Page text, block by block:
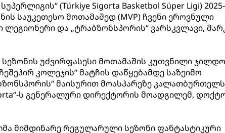
(Türkiye Sigorta Basketbol Süper Ligi)
საუკეთესო მოთამაშედ (MVP) ჩვენი ეროვნული
და „ტრაბზონსპორის“ ვარსკვლავი,
უძვირფასესი მოთამაშის კუთვნილი ჯილდო
კოლეჯის“ მატჩის დაწყებამდე საზეიმო
მაისურით მოასპარეზე კალათბურთელს
ს გენერალური დირექტორის მოადგილემ,
მიმდინარე რეგულარული სეზონი ფანტასტიკური